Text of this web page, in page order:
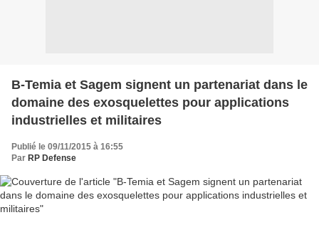
B-Temia et Sagem signent un partenariat dans le
domaine des exosquelettes pour applications
industrielles et militaires
Publié le 09/11/2015 à 16:55
Par RP Defense